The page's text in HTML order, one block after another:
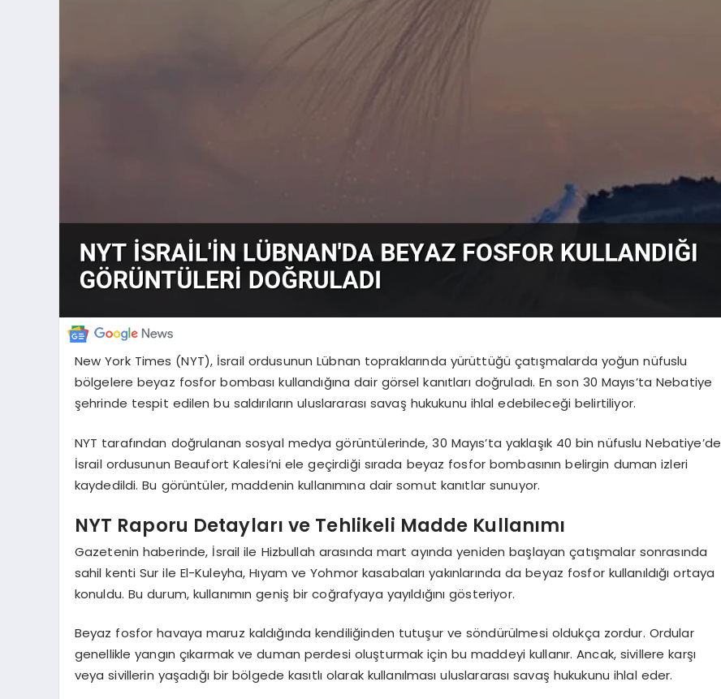
New York Times (NYT), İsrail ordusunun Lübnan topraklarında yürüttüğü çatışmalarda yoğun nüfuslu
bölgelere beyaz fosfor bombası kullandığına dair görsel kanıtları doğruladı. En son 30 Mayıs’ta Nebatiye
şehrinde tespit edilen bu saldırıların uluslararası savaş hukukunu ihlal edebileceği belirtiliyor.
NYT tarafından doğrulanan sosyal medya görüntülerinde, 30 Mayıs’ta yaklaşık 40 bin nüfuslu Nebatiye’de
İsrail ordusunun Beaufort Kalesi’ni ele geçirdiği sırada beyaz fosfor bombasının belirgin duman izleri
kaydedildi. Bu görüntüler, maddenin kullanımına dair somut kanıtlar sunuyor.
NYT Raporu Detayları ve Tehlikeli Madde Kullanımı
Gazetenin haberinde, İsrail ile Hizbullah arasında mart ayında yeniden başlayan çatışmalar sonrasında
sahil kenti Sur ile El-Kuleyha, Hıyam ve Yohmor kasabaları yakınlarında da beyaz fosfor kullanıldığı ortaya
konuldu. Bu durum, kullanımın geniş bir coğrafyaya yayıldığını gösteriyor.
Beyaz fosfor havaya maruz kaldığında kendiliğinden tutuşur ve söndürülmesi oldukça zordur. Ordular
genellikle yangın çıkarmak ve duman perdesi oluşturmak için bu maddeyi kullanır. Ancak, sivillere karşı
veya sivillerin yaşadığı bir bölgede kasıtlı olarak kullanılması uluslararası savaş hukukunu ihlal eder.